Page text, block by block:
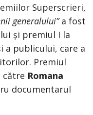
Superscrieri,
generalului”a fost
și premiul I la
a publicului, care a
Premiul
către Romana
documentarul